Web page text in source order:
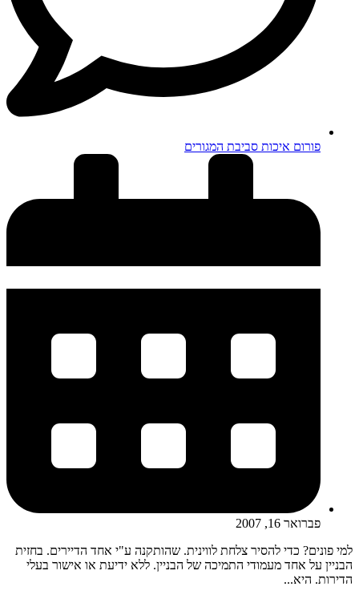
פורום איכות סביבת המגורים
פברואר 16, 2007
למי פונים? כדי להסיר צלחת לווינית. שהותקנה ע"י אחד הדיירים. בחזית
הבניין על אחד מעמודי התמיכה של הבניין. ללא ידיעת או אישור בעלי
הדירות. היא...